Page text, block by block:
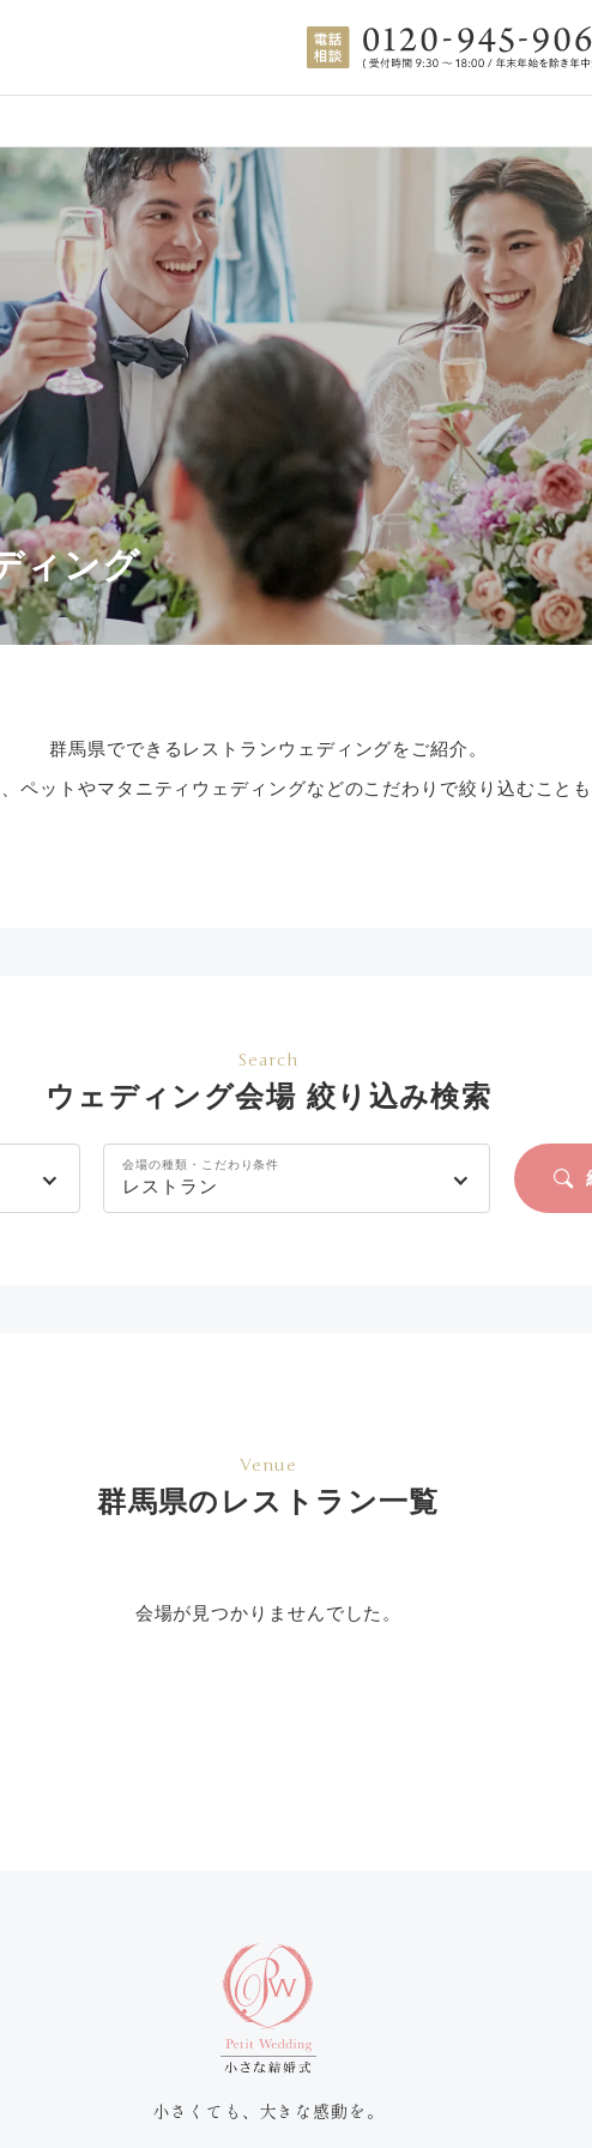
ィング
群馬県でできるレストランウェディングをご紹介。
ペットやマタニティウェディングなどのこだわりで絞り込むことも
Search
ウェディング会場 絞り込み検索
会場の種類・こだわり条件
レストラン
Venue
群馬県のレストラン一覧
会場が見つかりませんでした。
小さくても、大きな感動を。